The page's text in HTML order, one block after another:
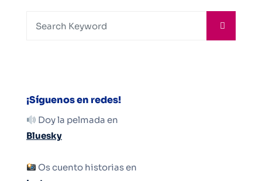
¡Síguenos en redes!
Doy la pelmada en
Bluesky
Os cuento historias en